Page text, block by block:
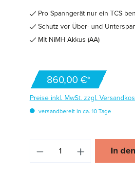
Pro Spanngerät nur ein TCS
Schutz vor Über- und
Mit NiMH Akkus (AA)
860,00 €*
Preise inkl. MwSt. zzgl.
versandbereit in ca. 10 Tage
Produkt Anzahl:
In